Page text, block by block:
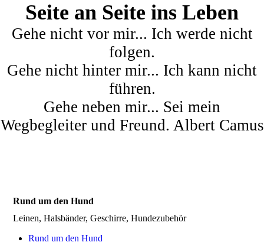
Seite an Seite ins Leben
Gehe nicht vor mir... Ich werde nicht
folgen.
Gehe nicht hinter mir... Ich kann nicht
führen.
Gehe neben mir... Sei mein
Wegbegleiter und Freund. Albert Camus
Rund um den Hund
Leinen, Halsbänder, Geschirre, Hundezubehör
Rund um den Hund